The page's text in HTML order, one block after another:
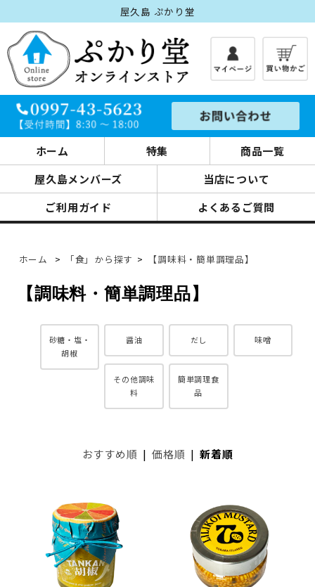
屋久島 ぷかり堂
ホーム 特集
商品一覧
屋久島メンバーズ
当店について
ご利用ガイド
よくあるご質問
ホーム > 「食」から探す > 【調味料・簡単調理品】
【調味料・簡単調理品】
砂糖・塩・
胡椒
醤油 だし 味噌
その他調味
料
簡単調理食
品
おすすめ順 |価格順 |新着順